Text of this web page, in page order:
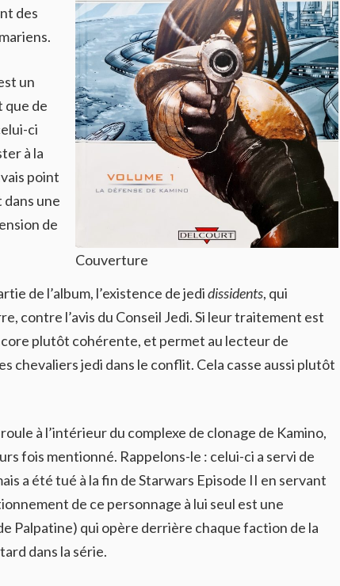
Couverture
des
un
que de
ci
à la
point
une
de
de l’album, l’existence de jedidissidents, qui
contre l’avis du Conseil Jedi. Si leur traitement est
plutôt cohérente, et permet au lecteur de
chevaliers jedi dans le conflit. Cela casse aussi plutôt
à l’intérieur du complexe de clonage de Kamino,
fois mentionné. Rappelons-le : celui-ci a servi de
a été tué à la fin de Starwars Episode II en servant
de ce personnage à lui seul est une
Palpatine) qui opère derrière chaque faction de la
dans la série.